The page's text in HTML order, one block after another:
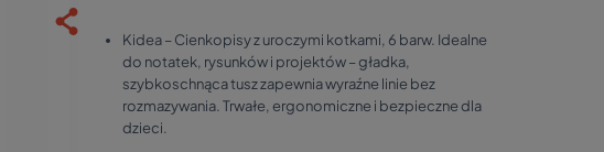
Kidea – Cienkopisy z uroczymi kotkami, 6 barw. Idealne
do notatek, rysunków i projektów – gładka,
szybkoschnąca tusz zapewnia wyraźne linie bez
rozmazywania. Trwałe, ergonomiczne i bezpieczne dla
dzieci.